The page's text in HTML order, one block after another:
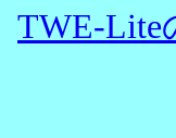
TWE-Lite